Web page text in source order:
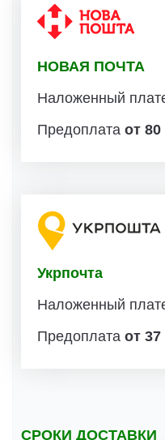
НОВАЯ ПОЧТА
Наложенный
Предоплата от 80
Укрпочта
Наложенный
Предоплата от 37
СРОКИ ДОСТАВКИ